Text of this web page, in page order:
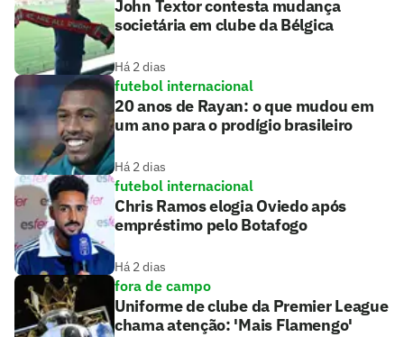
John Textor contesta mudança
societária em clube da Bélgica
Há 2 dias
futebol internacional
20 anos de Rayan: o que mudou em
um ano para o prodígio brasileiro
Há 2 dias
futebol internacional
Chris Ramos elogia Oviedo após
empréstimo pelo Botafogo
Há 2 dias
fora de campo
Uniforme de clube da Premier League
chama atenção: 'Mais Flamengo'